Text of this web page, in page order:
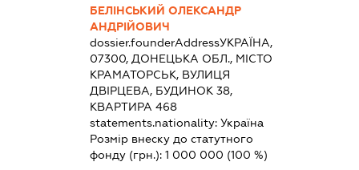
БЕЛІНСЬКИЙ ОЛЕКСАНДР
АНДРІЙОВИЧ
dossier.founderAddressУКРАЇНА,
07300, ДОНЕЦЬКА ОБЛ., МІСТО
КРАМАТОРСЬК, ВУЛИЦЯ
ДВІРЦЕВА, БУДИНОК 38,
КВАРТИРА 468
statements.nationality: Україна
Розмір внеску до статутного
фонду (грн.): 1 000 000 (100 %)